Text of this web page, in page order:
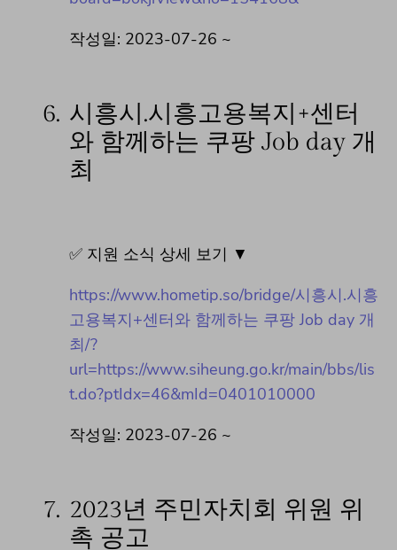
작성일: 2023-07-26 ~
6. 시흥시.시흥고용복지+센터
와 함께하는 쿠팡 Job day 개
최
✅ 지원 소식 상세 보기 ▼
https://www.hometip.so/bridge/시흥시.시흥
고용복지+센터와 함께하는 쿠팡 Job day 개
최/?
url=https://www.siheung.go.kr/main/bbs/lis
t.do?ptIdx=46&mId=0401010000
작성일: 2023-07-26 ~
7. 2023년 주민자치회 위원 위
촉 공고